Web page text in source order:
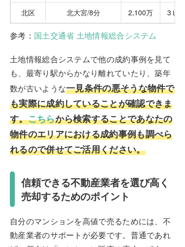
北区 北大宮/8分 2,100万 3ＬＤ
参考： 国土交通省 土地情報総合システム
土地情報総合システムで他の成約事例を見て
も、最寄り駅からかなり離れていたり、築年
数が古いような一見条件の悪そうな物件で
も実際に成約していることが確認できま
す。こちらから検索することであなたの
物件のエリアにおける成約事例も調べら
れるので併せてご活用ください。
信頼できる不動産業者を選び高く
売却するためのポイント
自分のマンションを高値で売るためには、不
動産業者のサポートが必要です。普通であれ